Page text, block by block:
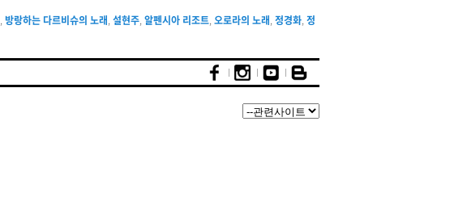
,방랑하는 다르비슈의 노래,설현주,알펜시아 리조트,오로라의 노래,정경화,정